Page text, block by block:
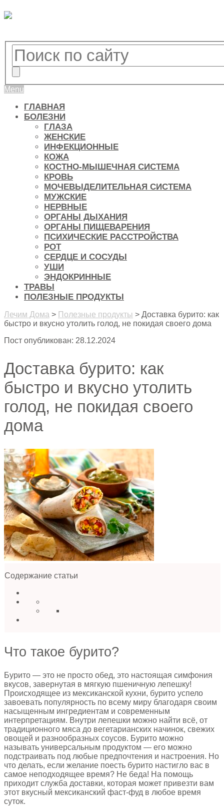
Menu
ГЛАВНАЯ
БОЛЕЗНИ
ГЛАЗА
ЖЕНСКИЕ
ИНФЕКЦИОННЫЕ
КОЖА
КОСТНО-МЫШЕЧНАЯ СИСТЕМА
КРОВЬ
МОЧЕВЫДЕЛИТЕЛЬНАЯ СИСТЕМА
МУЖСКИЕ
НЕРВНЫЕ
ОРГАНЫ ДЫХАНИЯ
ОРГАНЫ ПИЩЕВАРЕНИЯ
ПСИХИЧЕСКИЕ РАССТРОЙСТВА
РОТ
СЕРДЦЕ И СОСУДЫ
УШИ
ЭНДОКРИННЫЕ
ТРАВЫ
ПОЛЕЗНЫЕ ПРОДУКТЫ
Лечим Дома > Полезные продукты > Доставка бурито: как
быстро и вкусно утолить голод, не покидая своего дома
Пост опубликован: 28.12.2024
Доставка бурито: как
быстро и вкусно утолить
голод, не покидая своего
дома
Содержание статьи
Что такое бурито?
Бурито — это не просто обед, это настоящая симфония
вкусов, завернутая в мягкую пшеничную лепешку!
Происходящее из мексиканской кухни, бурито успело
завоевать популярность по всему миру благодаря своим
насыщенным ингредиентам и современным
интерпретациям. Внутри лепешки можно найти всё, от
традиционного мяса до вегетарианских начинок, свежих
овощей и разнообразных соусов. Бурито можно
называть универсальным продуктом — его можно
подстраивать под любые предпочтения и настроения. Но
что делать, если желание поесть бурито настигло вас в
самое неподходящее время? Не беда! На помощь
приходит служба доставки, которая может привезти вам
этот вкусный мексиканский фаст-фуд в любое время
суток.